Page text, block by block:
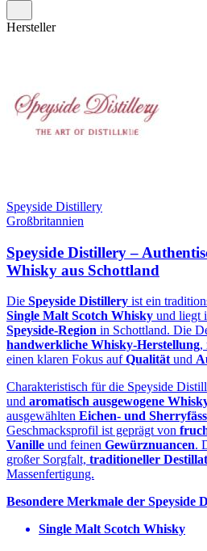
Hersteller
Speyside Distillery
Großbritannien
Speyside Distillery –
Whisky aus Schottland
Die Speyside Distillery ist ein
Single Malt Scotch Whisky und liegt
Speyside‑Region in Schottland. Die
handwerkliche Whisky‑Herstellung,
einen klaren Fokus aufQualität und
Charakteristisch für die Speyside
und aromatisch ausgewogene
ausgewählten Eichen‑ und
Geschmacksprofil ist geprägt von
Vanille und feinen Gewürznuancen.
großer Sorgfalt, traditioneller
Massenfertigung.
Besondere Merkmale der Speyside
Single Malt Scotch Whisky